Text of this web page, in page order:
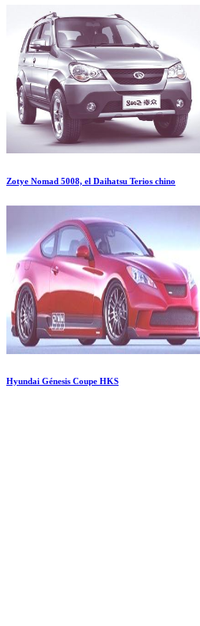
Zotye Nomad 5008, el Daihatsu Terios chino
Hyundai Génesis Coupe HKS